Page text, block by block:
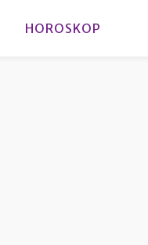
HOROSKOP